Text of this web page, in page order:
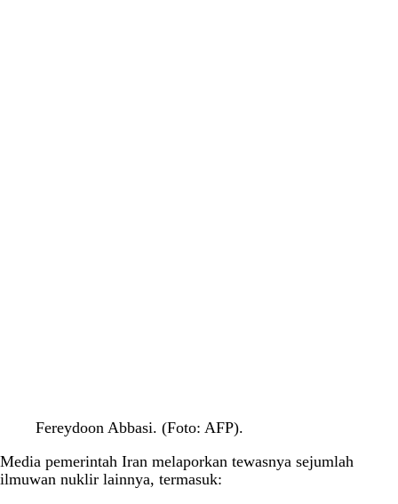
Fereydoon Abbasi. (Foto: AFP).
Media pemerintah Iran melaporkan tewasnya sejumlah
ilmuwan nuklir lainnya, termasuk: